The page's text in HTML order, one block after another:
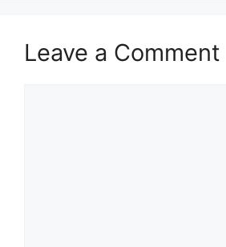
Leave a Comment